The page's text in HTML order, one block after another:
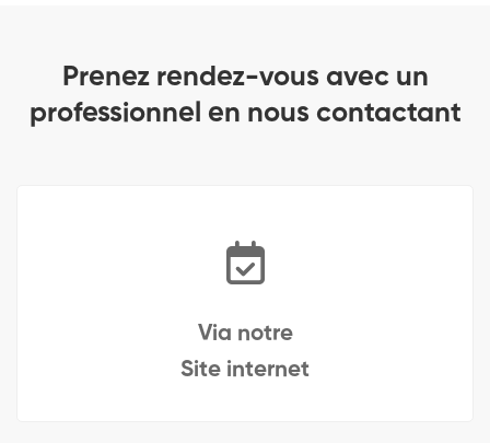
Prenez rendez-vous avec un
professionnel en nous contactant
Via notre
Site internet